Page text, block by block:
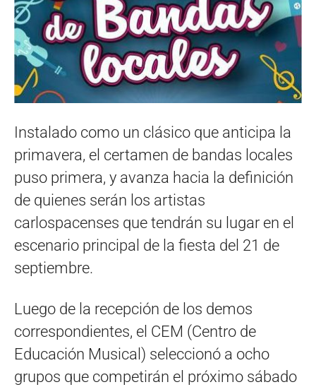
Instalado como un clásico que anticipa la
primavera, el certamen de bandas locales
puso primera, y avanza hacia la definición
de quienes serán los artistas
carlospacenses que tendrán su lugar en el
escenario principal de la fiesta del 21 de
septiembre.
Luego de la recepción de los demos
correspondientes, el CEM (Centro de
Educación Musical) seleccionó a ocho
grupos que competirán el próximo sábado